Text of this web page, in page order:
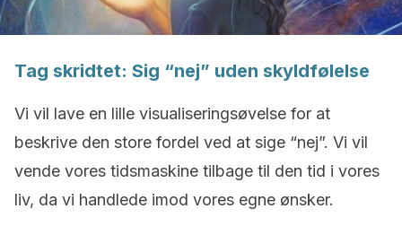
Tag skridtet: Sig “nej” uden skyldfølelse
Vi vil lave en lille visualiseringsøvelse for at
beskrive den store fordel ved at sige “nej”. Vi vil
vende vores tidsmaskine tilbage til den tid i vores
liv, da vi handlede imod vores egne ønsker.